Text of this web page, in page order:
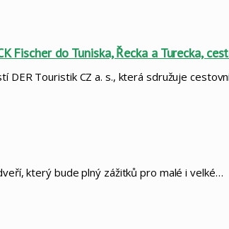
do Tuniska, Řecka a Turecka,
Touristik CZ a. s., která sdružuje
který bude plný zážitků pro malé i velké…